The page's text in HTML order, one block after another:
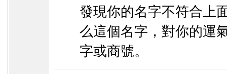
發現你的名字不符合上
么這個名字，對你的運
字或商號。